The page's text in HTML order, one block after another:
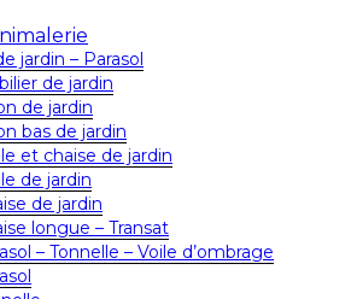
jardin – Parasol
de jardin
de jardin
bas de jardin
et chaise de jardin
de jardin
de jardin
longue – Transat
– Tonnelle – Voile d’ombrage